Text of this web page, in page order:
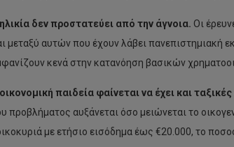
δεν προστατεύει από την άγνοια. Οι
μεταξύ αυτών που έχουν λάβει πανεπιστημιακή
κενά στην κατανόηση βασικών
παιδεία φαίνεται να έχει και
προβλήματος αυξάνεται όσο μειώνεται το
με ετήσιο εισόδημα έως €20.000, το